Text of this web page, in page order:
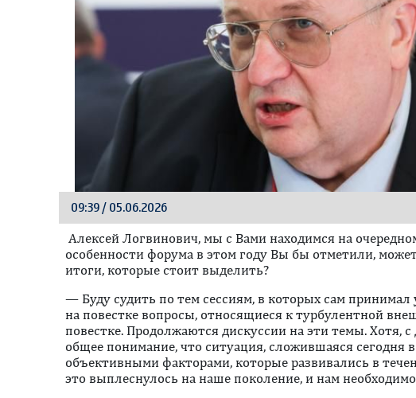
09:39 / 05.06.2026
Алексей Логвинович, мы с Вами находимся на
особенности форума в этом году Вы бы отметили,
итоги, которые стоит выделить?
— Буду судить по тем сессиям, в которых сам принимал
на повестке вопросы, относящиеся к турбулентной
повестке. Продолжаются дискуссии на эти темы. Хотя, с
общее понимание, что ситуация, сложившаяся сегодня
объективными факторами, которые развивались в
это выплеснулось на наше поколение, и нам